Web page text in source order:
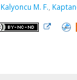
Kalyoncu M. F.,